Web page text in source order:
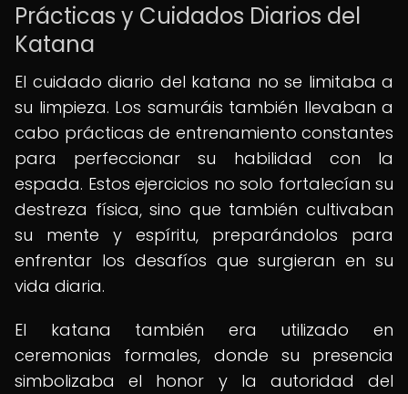
Prácticas y Cuidados Diarios del
Katana
El cuidado diario del katana no se limitaba a
su limpieza. Los samuráis también llevaban a
cabo prácticas de entrenamiento constantes
para perfeccionar su habilidad con la
espada. Estos ejercicios no solo fortalecían su
destreza física, sino que también cultivaban
su mente y espíritu, preparándolos para
enfrentar los desafíos que surgieran en su
vida diaria.
El katana también era utilizado en
ceremonias formales, donde su presencia
simbolizaba el honor y la autoridad del